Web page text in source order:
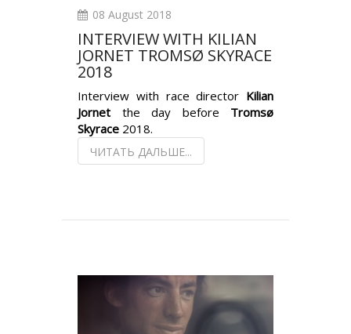
08 August 2018
INTERVIEW WITH KILIAN
JORNET TROMSØ SKYRACE
2018
Interview with race director Kilian
Jornet the day before Tromsø
Skyrace 2018.
ЧИТАТЬ ДАЛЬШЕ...